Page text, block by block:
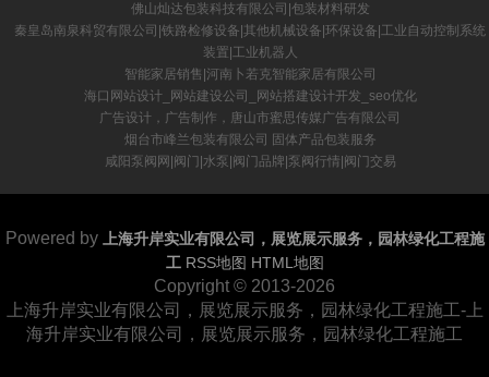
佛山灿达包装科技有限公司|包装材料研发
秦皇岛南泉科贸有限公司|铁路检修设备|其他机械设备|环保设备|工业自动控制系统
装置|工业机器人
智能家居销售|河南卜若克智能家居有限公司
海口网站设计_网站建设公司_网站搭建设计开发_seo优化
广告设计，广告制作，唐山市蜜思传媒广告有限公司
烟台市峰兰包装有限公司 固体产品包装服务
咸阳泵阀网|阀门|水泵|阀门品牌|泵阀行情|阀门交易
Powered by
上海升岸实业有限公司，展览展示服务，园林绿化工程施
工 RSS地图 HTML地图
Copyright © 2013-2026
上海升岸实业有限公司，展览展示服务，园林绿化工程施工-上
海升岸实业有限公司，展览展示服务，园林绿化工程施工